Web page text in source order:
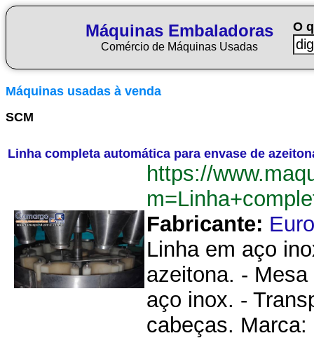
Máquinas Embaladoras
Comércio de Máquinas Usadas
O
Máquinas usadas à venda
SCM
Linha completa automática para envase de
https://
Fabricante:
Linha em aço
azeitona. -
aço inox. -
cabeças.